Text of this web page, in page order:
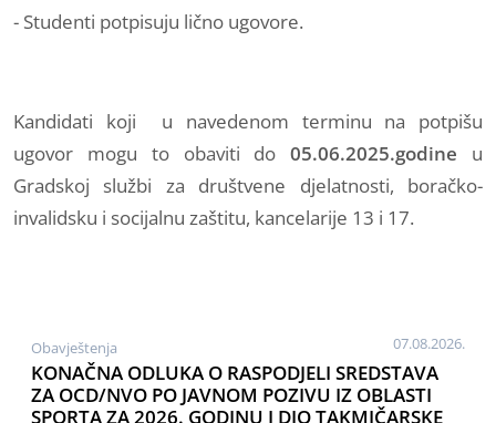
- Studenti potpisuju lično ugovore.
Kandidati koji u navedenom terminu na potpišu
ugovor mogu to obaviti do05.06.2025.godine u
Gradskoj službi za društvene djelatnosti, boračko-
invalidsku i socijalnu zaštitu, kancelarije 13 i 17.
Obavještenja 07.08.2026.
KONAČNA ODLUKA O RASPODJELI SREDSTAVA
ZA OCD/NVO PO JAVNOM POZIVU IZ OBLASTI
SPORTA ZA 2026. GODINU I DIO TAKMIČARSKE